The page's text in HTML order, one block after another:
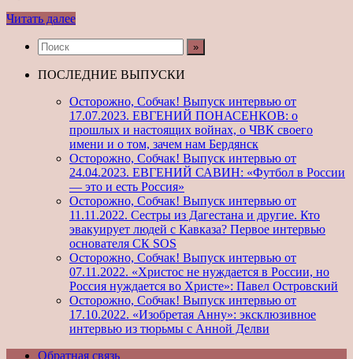
Читать далее
ПОСЛЕДНИЕ ВЫПУСКИ
Осторожно, Собчак! Выпуск интервью от
17.07.2023. ЕВГЕНИЙ ПОНАСЕНКОВ: о
прошлых и настоящих войнах, о ЧВК своего
имени и о том, зачем нам Бердянск
Осторожно, Собчак! Выпуск интервью от
24.04.2023. ЕВГЕНИЙ САВИН: «Футбол в России
— это и есть Россия»
Осторожно, Собчак! Выпуск интервью от
11.11.2022. Сестры из Дагестана и другие. Кто
эвакуирует людей с Кавказа? Первое интервью
основателя СК SOS
Осторожно, Собчак! Выпуск интервью от
07.11.2022. «Христос не нуждается в России, но
Россия нуждается во Христе»: Павел Островский
Осторожно, Собчак! Выпуск интервью от
17.10.2022. «Изобретая Анну»: эксклюзивное
интервью из тюрьмы с Анной Делви
Обратная связь